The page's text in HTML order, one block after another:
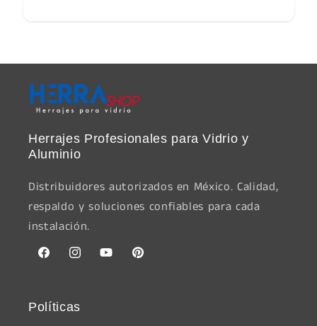
Herrajes Profesionales para Vidrio y
Aluminio
Distribuidores autorizados en México. Calidad,
respaldo y soluciones confiables para cada
instalación.
FacebookInstagramYouTubePinterest
Políticas